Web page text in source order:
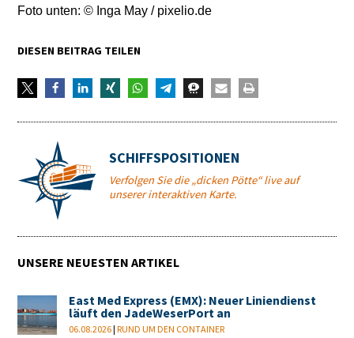
Foto unten: © Inga May / pixelio.de
DIESEN BEITRAG TEILEN
SCHIFFSPOSITIONEN
Verfolgen Sie die „dicken Pötte“ live auf
unserer interaktiven Karte.
UNSERE NEUESTEN ARTIKEL
East Med Express (EMX): Neuer Liniendienst
läuft den JadeWeserPort an
06.08.2026 |RUND UM DEN CONTAINER